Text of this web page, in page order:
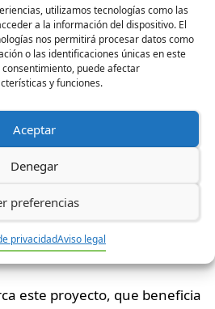
utilizamos tecnologías como las
a la información del dispositivo. El
nos permitirá procesar datos como
o las identificaciones únicas en este
puede afectar
y funciones.
Aceptar
Denegar
preferencias
privacidadAviso legal
áreas donde carecen de
es una de las entidades que
con discapacidad intelectual y
reales de integración.
están siendo formados en
y al completar el programa
de profesionalidad después
este proyecto, que beneficia